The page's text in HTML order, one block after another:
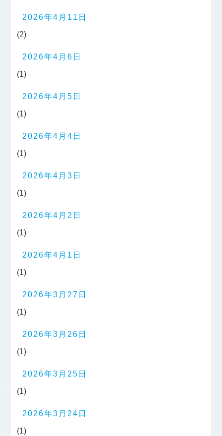
2026年4月11日
(2)
2026年4月6日
(1)
2026年4月5日
(1)
2026年4月4日
(1)
2026年4月3日
(1)
2026年4月2日
(1)
2026年4月1日
(1)
2026年3月27日
(1)
2026年3月26日
(1)
2026年3月25日
(1)
2026年3月24日
(1)